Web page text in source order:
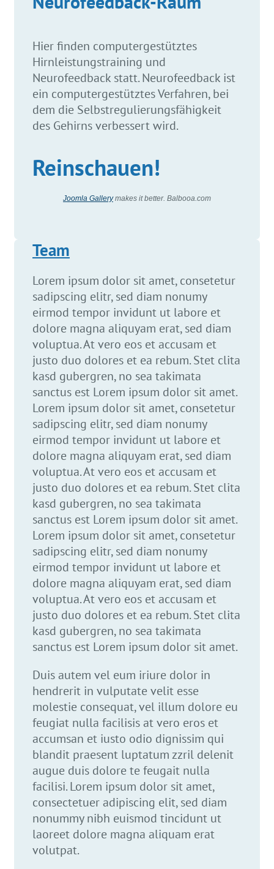
Hier finden computergestütztes
Hirnleistungstraining und
Neurofeedback statt. Neurofeedback ist
ein computergestütztes Verfahren, bei
dem die Selbstregulierungsfähigkeit
des Gehirns verbessert wird.
Reinschauen!
Joomla Gallerymakes it better. Balbooa.com
Team
Lorem ipsum dolor sit amet, consetetur
sadipscing elitr, sed diam nonumy
eirmod tempor invidunt ut labore et
dolore magna aliquyam erat, sed diam
voluptua. At vero eos et accusam et
justo duo dolores et ea rebum. Stet clita
kasd gubergren, no sea takimata
sanctus est Lorem ipsum dolor sit amet.
Lorem ipsum dolor sit amet, consetetur
sadipscing elitr, sed diam nonumy
eirmod tempor invidunt ut labore et
dolore magna aliquyam erat, sed diam
voluptua. At vero eos et accusam et
justo duo dolores et ea rebum. Stet clita
kasd gubergren, no sea takimata
sanctus est Lorem ipsum dolor sit amet.
Lorem ipsum dolor sit amet, consetetur
sadipscing elitr, sed diam nonumy
eirmod tempor invidunt ut labore et
dolore magna aliquyam erat, sed diam
voluptua. At vero eos et accusam et
justo duo dolores et ea rebum. Stet clita
kasd gubergren, no sea takimata
sanctus est Lorem ipsum dolor sit amet.
Duis autem vel eum iriure dolor in
hendrerit in vulputate velit esse
molestie consequat, vel illum dolore eu
feugiat nulla facilisis at vero eros et
accumsan et iusto odio dignissim qui
blandit praesent luptatum zzril delenit
augue duis dolore te feugait nulla
facilisi. Lorem ipsum dolor sit amet,
consectetuer adipiscing elit, sed diam
nonummy nibh euismod tincidunt ut
laoreet dolore magna aliquam erat
volutpat.